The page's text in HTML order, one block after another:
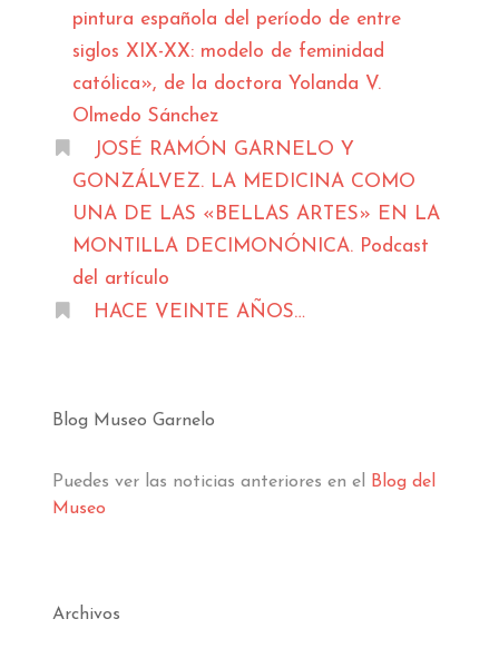
pintura española del período de entre
siglos XIX-XX: modelo de feminidad
católica», de la doctora Yolanda V.
Olmedo Sánchez
JOSÉ RAMÓN GARNELO Y
GONZÁLVEZ. LA MEDICINA COMO
UNA DE LAS «BELLAS ARTES» EN LA
MONTILLA DECIMONÓNICA. Podcast
del artículo
HACE VEINTE AÑOS…
Blog Museo Garnelo
Puedes ver las noticias anteriores en el
Blog del
Museo
Archivos